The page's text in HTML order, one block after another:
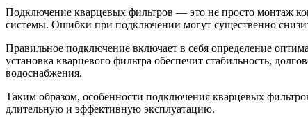
Подключение кварцевых фильтров — это не просто монтаж
системы. Ошибки при подключении могут существенно
Правильное подключение включает в себя определение
установка кварцевого фильтра обеспечит стабильность,
водоснабжения.
Таким образом, особенности подключения кварцевых
длительную и эффективную эксплуатацию.